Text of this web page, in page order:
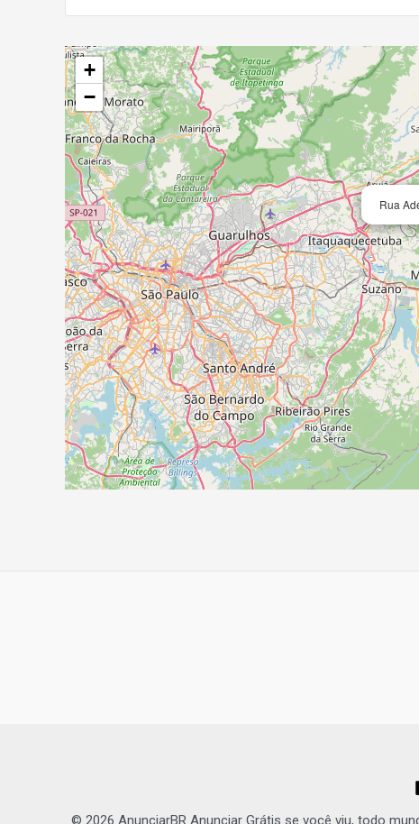
Rua
+
−
© 2026 AnunciarBR Anunciar Grátis se você viu, todo